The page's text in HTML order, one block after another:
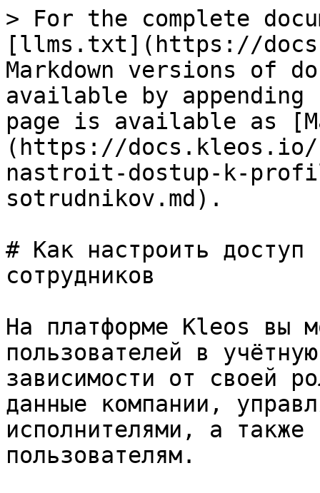
> For the complete
[llms.txt](https://
Markdown versions of
available by
page is available as
(https://docs.kleos.io/
nastroit-dostup-k-
sotrudnikov.md).
# Как настроить доступ
сотрудников
На платформе Kleos вы
пользователей в
зависимости от своей
данные компании,
исполнителями, а также
пользователям.